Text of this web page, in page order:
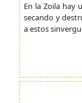
En la Zoila hay
secando y
a estos